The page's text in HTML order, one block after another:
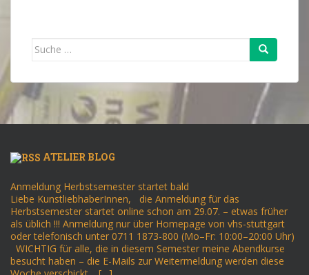
Suche
ATELIER BLOG
Anmeldung Herbstsemester startet bald
Liebe KunstliebhaberInnen, die Anmeldung für das
Herbstsemester startet online schon am 29.07. – etwas früher
als üblich !!! Anmeldung nur über Homepage von vhs-stuttgart
oder telefonisch unter 0711 1873-800 (Mo–Fr: 10:00–20:00 Uhr)
WICHTIG für alle, die in diesem Semester meine Abendkurse
besucht haben – die E-Mails zur Weitermeldung werden diese